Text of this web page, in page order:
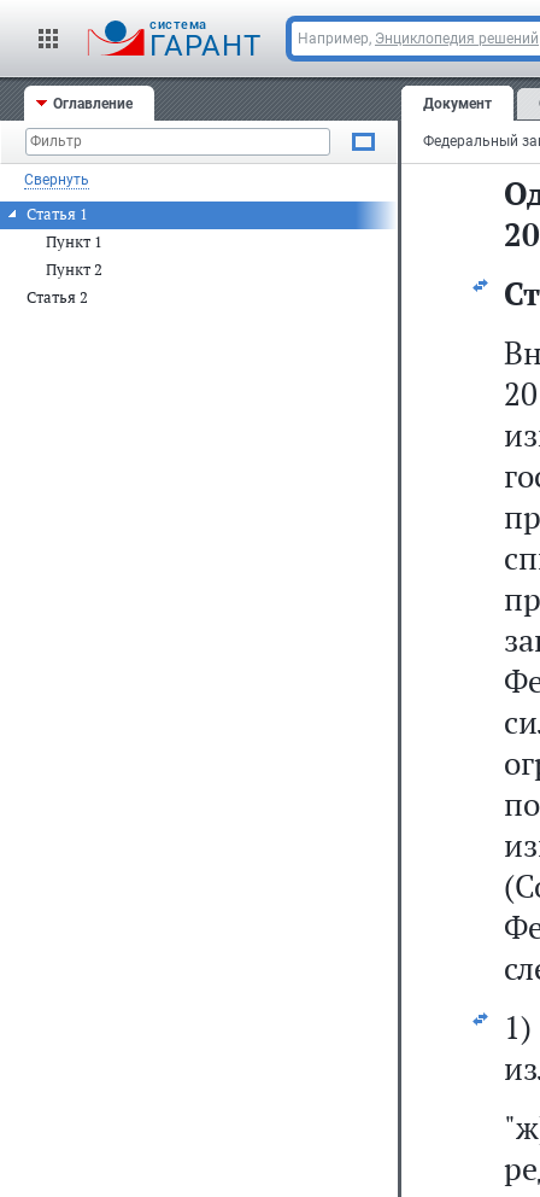
cистема
ГАРАНТ Например, Энциклопедия решений
Оглавление
Свернуть
Статья 1
Пункт 1
Пункт 2
Статья 2
Документ